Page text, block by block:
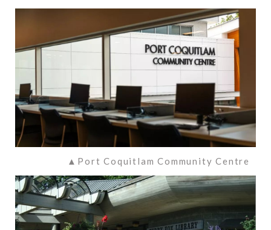
▲Port Coquitlam Community Centre